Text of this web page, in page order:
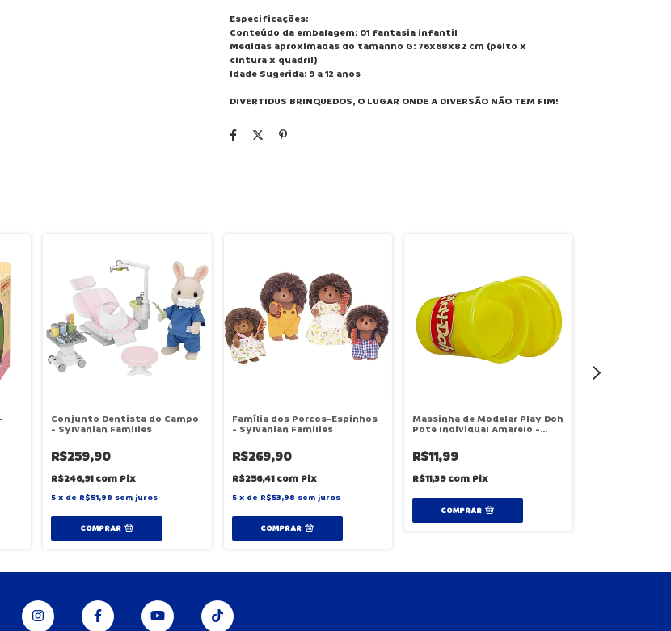
Especificações:
Conteúdo da embalagem: 01 fantasia infantil
Medidas aproximadas do tamanho G: 76x68x82 cm (peito x
cintura x quadril)
Idade Sugerida: 9 a 12 anos
DIVERTIDUS BRINQUEDOS, O LUGAR ONDE A DIVERSÃO NÃO TEM FIM!
Conjunto Dentista do Campo
- Sylvanian Families
R$259,90
R$246,91com Pix
5 x de R$51,98 sem juros
COMPRAR
Família dos Porcos-Espinhos
- Sylvanian Families
R$269,90
R$256,41com Pix
5 x de R$53,98 sem juros
COMPRAR
Massinha de Modelar Play Doh
Pote Individual Amarelo -
R$11,99
R$11,39com Pix
COMPRAR